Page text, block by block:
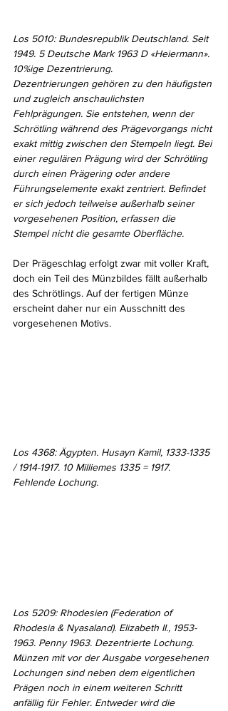
Los 5010: Bundesrepublik Deutschland. Seit
1949. 5 Deutsche Mark 1963 D «Heiermann».
10%ige Dezentrierung.
Dezentrierungen gehören zu den häufigsten
und zugleich anschaulichsten
Fehlprägungen. Sie entstehen, wenn der
Schrötling während des Prägevorgangs nicht
exakt mittig zwischen den Stempeln liegt. Bei
einer regulären Prägung wird der Schrötling
durch einen Prägering oder andere
Führungselemente exakt zentriert. Befindet
er sich jedoch teilweise außerhalb seiner
vorgesehenen Position, erfassen die
Stempel nicht die gesamte Oberfläche.
Der Prägeschlag erfolgt zwar mit voller Kraft,
doch ein Teil des Münzbildes fällt außerhalb
des Schrötlings. Auf der fertigen Münze
erscheint daher nur ein Ausschnitt des
vorgesehenen Motivs.
Los 4368: Ägypten. Husayn Kamil, 1333-1335
/ 1914-1917. 10 Milliemes 1335 = 1917.
Fehlende Lochung.
Los 5209: Rhodesien (Federation of
Rhodesia & Nyasaland). Elizabeth II., 1953-
1963. Penny 1963. Dezentrierte Lochung.
Münzen mit vor der Ausgabe vorgesehenen
Lochungen sind neben dem eigentlichen
Prägen noch in einem weiteren Schritt
anfällig für Fehler. Entweder wird die